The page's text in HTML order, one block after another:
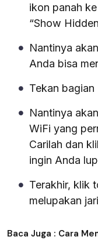
ikon panah
“Show
Nantinya
Anda bisa
Tekan bagian
Nantinya
WiFi yang
Carilah dan
ingin Anda
Terakhir, klik
melupakan
Baca Juga : Cara